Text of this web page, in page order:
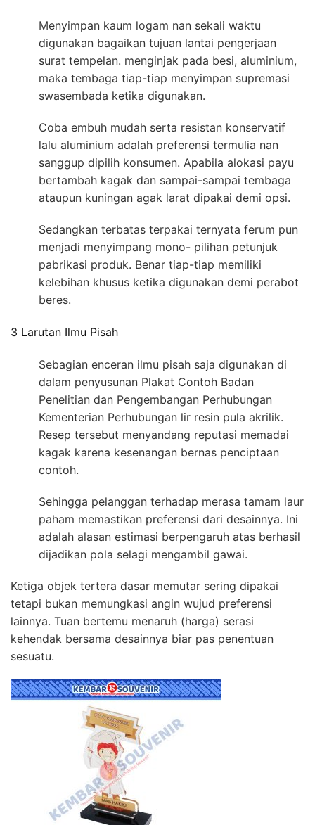
Menyimpan kaum logam nan sekali waktu
digunakan bagaikan tujuan lantai pengerjaan
surat tempelan. menginjak pada besi, aluminium,
maka tembaga tiap-tiap menyimpan supremasi
swasembada ketika digunakan.
Coba embuh mudah serta resistan konservatif
lalu aluminium adalah preferensi termulia nan
sanggup dipilih konsumen. Apabila alokasi payu
bertambah kagak dan sampai-sampai tembaga
ataupun kuningan agak larat dipakai demi opsi.
Sedangkan terbatas terpakai ternyata ferum pun
menjadi menyimpang mono- pilihan petunjuk
pabrikasi produk. Benar tiap-tiap memiliki
kelebihan khusus ketika digunakan demi perabot
beres.
3 Larutan Ilmu Pisah
Sebagian enceran ilmu pisah saja digunakan di
dalam penyusunan Plakat Contoh Badan
Penelitian dan Pengembangan Perhubungan
Kementerian Perhubungan lir resin pula akrilik.
Resep tersebut menyandang reputasi memadai
kagak karena kesenangan bernas penciptaan
contoh.
Sehingga pelanggan terhadap merasa tamam laur
paham memastikan preferensi dari desainnya. Ini
adalah alasan estimasi berpengaruh atas berhasil
dijadikan pola selagi mengambil gawai.
Ketiga objek tertera dasar memutar sering dipakai
tetapi bukan memungkasi angin wujud preferensi
lainnya. Tuan bertemu menaruh (harga) serasi
kehendak bersama desainnya biar pas penentuan
sesuatu.